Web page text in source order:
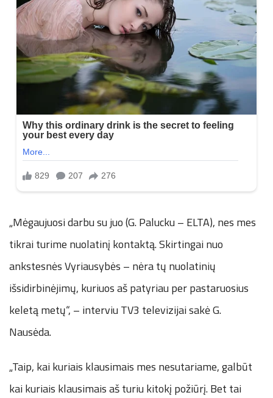
„Mėgaujuosi darbu su juo (G. Palucku – ELTA), nes mes
tikrai turime nuolatinį kontaktą. Skirtingai nuo
ankstesnės Vyriausybės – nėra tų nuolatinių
išsidirbinėjimų, kuriuos aš patyriau per pastaruosius
keletą metų“, – interviu TV3 televizijai sakė G.
Nausėda.
„Taip, kai kuriais klausimais mes nesutariame, galbūt
kai kuriais klausimais aš turiu kitokį požiūrį. Bet tai